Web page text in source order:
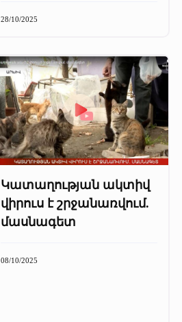
28/10/2025
Կատաղության ակտիվ
վիրուս է շրջանառվում.
մասնագետ
08/10/2025